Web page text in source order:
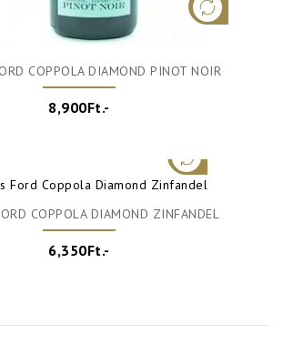
COPPOLA DIAMOND PINOT NOIR
8,900Ft.-
COPPOLA DIAMOND ZINFANDEL
6,350Ft.-